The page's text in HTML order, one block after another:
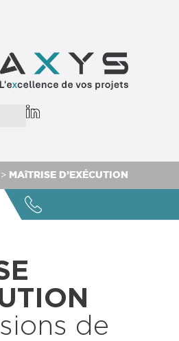
> MAîTRISE D’EXÉCUTION
de